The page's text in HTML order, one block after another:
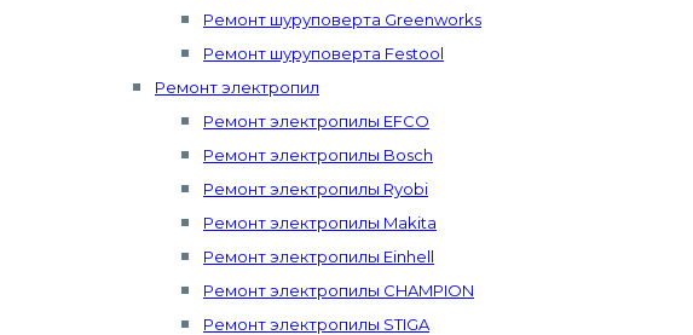
Ремонт шуруповерта Greenworks
Ремонт шуруповерта Festool
Ремонт электропил
Ремонт электропилы EFCO
Ремонт электропилы Bosch
Ремонт электропилы Ryobi
Ремонт электропилы Makita
Ремонт электропилы Einhell
Ремонт электропилы CHAMPION
Ремонт электропилы STIGA